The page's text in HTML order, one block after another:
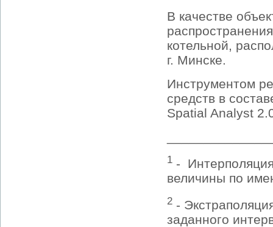
В качестве
котельной,
г. Минске.
Инструментом
средств в
Spatial Analyst
1 -
величины по
2 -
заданного